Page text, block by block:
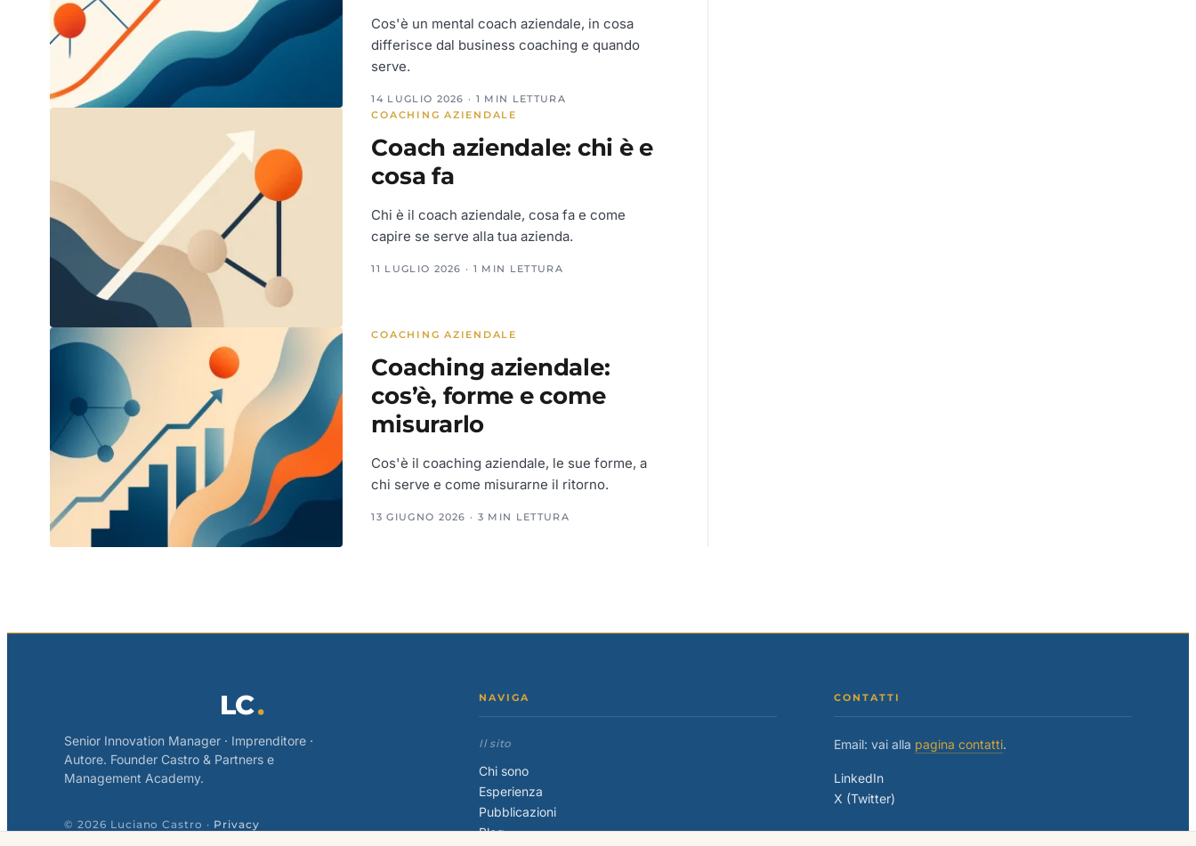
Cos'è un mental coach aziendale, in cosa
differisce dal business coaching e quando
serve.
14 LUGLIO 2026 · 1 MIN LETTURA
COACHING AZIENDALE
Coach aziendale: chi è e
cosa fa
Chi è il coach aziendale, cosa fa e come
capire se serve alla tua azienda.
11 LUGLIO 2026 · 1 MIN LETTURA
COACHING AZIENDALE
Coaching aziendale:
cos’è, forme e come
misurarlo
Cos'è il coaching aziendale, le sue forme, a
chi serve e come misurarne il ritorno.
13 GIUGNO 2026 · 3 MIN LETTURA
LC
Senior Innovation Manager · Imprenditore ·
Autore. Founder Castro & Partners e
Management Academy.
© 2026 Luciano Castro · Privacy
NAVIGA
Il sito
Chi sono
Esperienza
Pubblicazioni
Blog
CONTATTI
Email: vai alla pagina contatti.
LinkedIn
X (Twitter)